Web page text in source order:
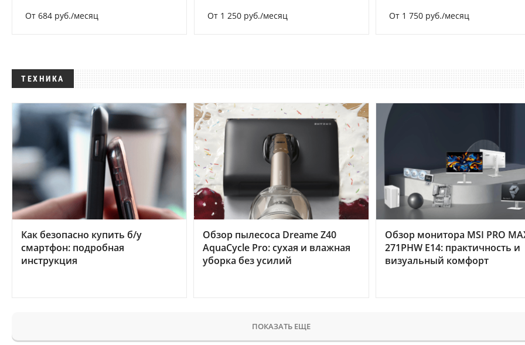
От 684 руб./месяц От 1 250 руб./месяц От 1 750 руб./месяц
ТЕХНИКА
Как безопасно купить б/у
смартфон: подробная
инструкция
Обзор пылесоса Dreame Z40
AquaCycle Pro: сухая и влажная
уборка без усилий
Обзор монитора MSI PRO
271PHW E14: практичность и
визуальный комфорт
ПОКАЗАТЬ ЕЩЕ